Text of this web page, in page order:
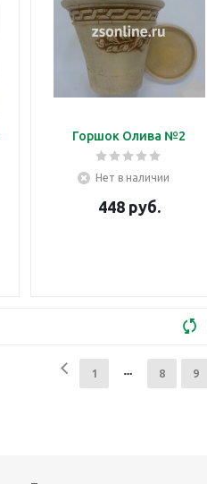
Горшок Олива №2
Нет в наличии
448руб.
1 8 9